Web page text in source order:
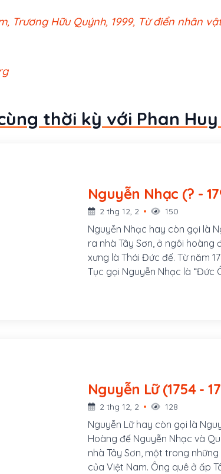
Trương Hữu Quýnh, 1999, Từ điển nhân
thời kỳ với Phan Huy
Nguyễn Nhạc
2 thg 12, 2 150
Nguyễn Nhạc hay còn gọi là
ra nhà Tây Sơn, ở ngôi hoàng
xưng là Thái Đức đế. Từ năm
Tục gọi Nguyễn Nhạc là “Đức
Nguyễn Lữ (1754
2 thg 12, 2 128
Nguyễn Lữ hay còn gọi là
Hoàng đế Nguyễn Nhạc và
nhà Tây Sơn, một trong
của Việt Nam. Ông quê ở ấp